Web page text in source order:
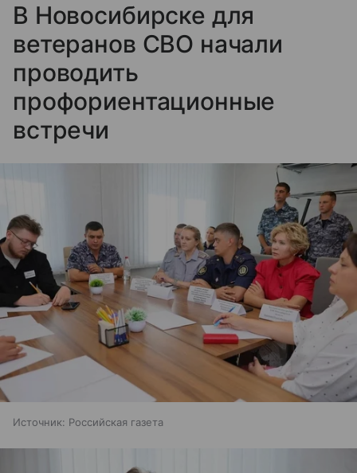
В Новосибирске для
ветеранов СВО начали
проводить
профориентационные
встречи
Источник: Российская газета